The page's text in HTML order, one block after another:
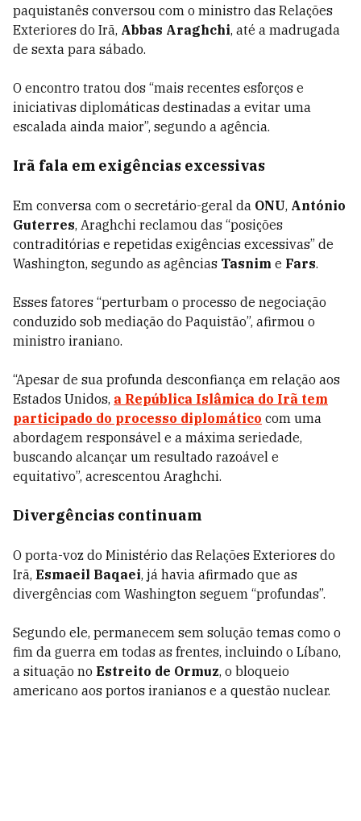
paquistanês conversou com o ministro das Relações
Exteriores do Irã, Abbas Araghchi, até a madrugada
de sexta para sábado.
O encontro tratou dos “mais recentes esforços e
iniciativas diplomáticas destinadas a evitar uma
escalada ainda maior”, segundo a agência.
Irã fala em exigências excessivas
Em conversa com o secretário-geral da ONU, António
Guterres, Araghchi reclamou das “posições
contraditórias e repetidas exigências excessivas” de
Washington, segundo as agências Tasnim e Fars.
Esses fatores “perturbam o processo de negociação
conduzido sob mediação do Paquistão”, afirmou o
ministro iraniano.
“Apesar de sua profunda desconfiança em relação aos
Estados Unidos, a República Islâmica do Irã tem
participado do processo diplomático com uma
abordagem responsável e a máxima seriedade,
buscando alcançar um resultado razoável e
equitativo”, acrescentou Araghchi.
Divergências continuam
O porta-voz do Ministério das Relações Exteriores do
Irã, Esmaeil Baqaei, já havia afirmado que as
divergências com Washington seguem “profundas”.
Segundo ele, permanecem sem solução temas como o
fim da guerra em todas as frentes, incluindo o Líbano,
a situação no Estreito de Ormuz, o bloqueio
americano aos portos iranianos e a questão nuclear.